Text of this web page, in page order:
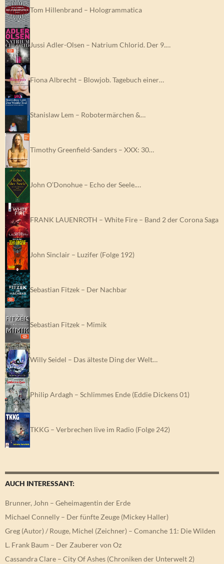
Tom Hillenbrand – Hologrammatica
Jussi Adler-Olsen – Natrium Chlorid. Der 9.…
Fiona Albrecht – Blowjob. Tagebuch einer…
Stanislaw Lem – Robotermärchen &…
Timothy Greenfield-Sanders – XXX: 30…
John O’Donohue – Echo der Seele.…
FRANK LAUENROTH – White Fire – Band 2 der Corona Saga
John Sinclair – Luzifer (Folge 192)
Sebastian Fitzek – Der Nachbar
Sebastian Fitzek – Mimik
Willy Seidel – Das älteste Ding der Welt…
Philip Ardagh – Schlimmes Ende (Eddie Dickens 01)
TKKG – Verbrechen live im Radio (Folge 242)
AUCH INTERESSANT:
Brunner, John – Geheimagentin der Erde
Michael Connelly – Der fünfte Zeuge (Mickey Haller)
Greg (Autor) / Rouge, Michel (Zeichner) – Comanche 11: Die Wilden
L. Frank Baum – Der Zauberer von Oz
Cassandra Clare – City Of Ashes (Chroniken der Unterwelt 2)